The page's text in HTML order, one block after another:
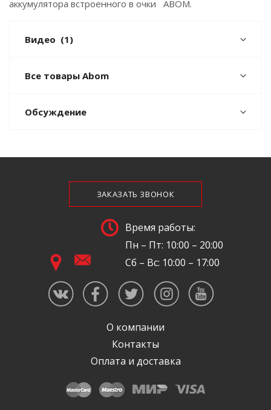
аккумулятора встроенного в очки ABOM.
Видео (1)
Все товары Abom
Обсуждение
ЗАКАЗАТЬ ЗВОНОК
Время работы:
Пн – Пт: 10:00 – 20:00
Сб – Вс: 10:00 – 17:00
О компании
Контакты
Оплата и доставка